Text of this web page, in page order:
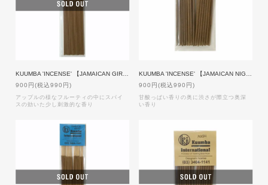
900円(税込990円)
アップルの様なフルーティの中にスパイ
スの効いた少し刺激的な香り
900円(税込990円)
甘酸っぱい香りの奥に渋さが際立つ奥深
い香り